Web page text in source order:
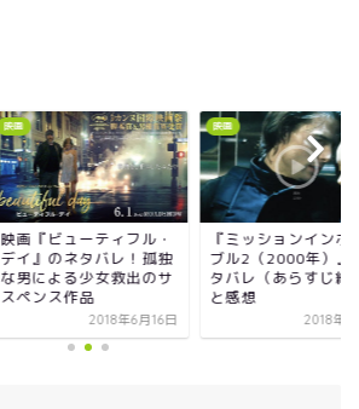
映画
映画『ビューティフル・
デイ』のネタバレ！孤独
な男による少女救出のサ
スペンス作品
2018年6月16日
映画
『ミッションインポ
ブル2（2000年）』
タバレ（あらすじ結
と感想
2018年8